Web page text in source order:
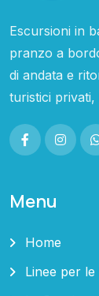
Escursioni in
pranzo a
di andata e
turistici privati,
Menu
Home
Linee per le